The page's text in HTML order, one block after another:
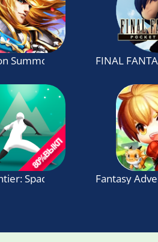
Summoner: Final Fighting
FINAL
Space Fantasy Fantasy